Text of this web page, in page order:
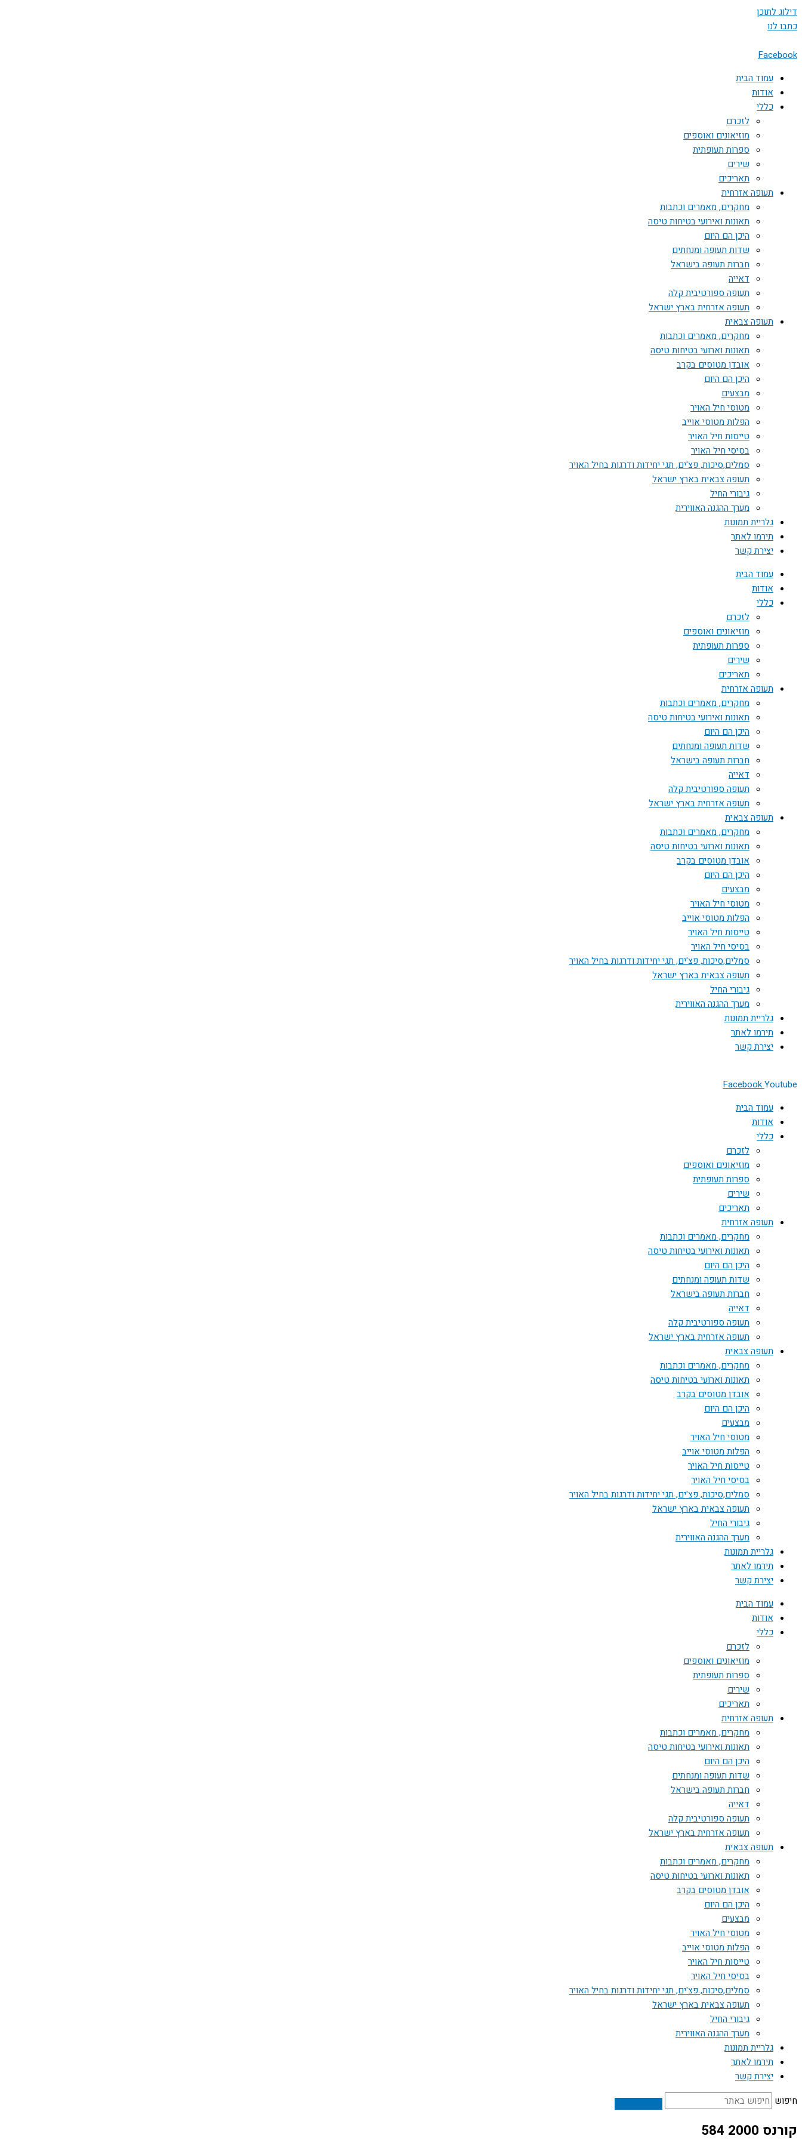
דילוג לתוכן
כתבו לנו
Facebook
עמוד הבית
אודות
כללי
לזכרם
מוזיאונים ואוספים
ספרות תעופתית
שירים
תאריכים
תעופה אזרחית
מחקרים, מאמרים וכתבות
תאונות ואירועי בטיחות טיסה
היכן הם היום
שדות תעופה ומנחתים
חברות תעופה בישראל
דאייה
תעופה ספורטיבית קלה
תעופה אזרחית בארץ ישראל
תעופה צבאית
מחקרים, מאמרים וכתבות
תאונות וארועי בטיחות טיסה
אובדן מטוסים בקרב
היכן הם היום
מבצעים
מטוסי חיל האויר
הפלות מטוסי אוייב
טייסות חיל האויר
בסיסי חיל האויר
סמלים,סיכות, פצ'ים, תגי יחידות ודרגות בחיל האויר
תעופה צבאית בארץ ישראל
גיבורי החיל
מערך ההגנה האווירית
גלריית תמונות
תירמו לאתר
יצירת קשר
עמוד הבית
אודות
כללי
לזכרם
מוזיאונים ואוספים
ספרות תעופתית
שירים
תאריכים
תעופה אזרחית
מחקרים, מאמרים וכתבות
תאונות ואירועי בטיחות טיסה
היכן הם היום
שדות תעופה ומנחתים
חברות תעופה בישראל
דאייה
תעופה ספורטיבית קלה
תעופה אזרחית בארץ ישראל
תעופה צבאית
מחקרים, מאמרים וכתבות
תאונות וארועי בטיחות טיסה
אובדן מטוסים בקרב
היכן הם היום
מבצעים
מטוסי חיל האויר
הפלות מטוסי אוייב
טייסות חיל האויר
בסיסי חיל האויר
סמלים,סיכות, פצ'ים, תגי יחידות ודרגות בחיל האויר
תעופה צבאית בארץ ישראל
גיבורי החיל
מערך ההגנה האווירית
גלריית תמונות
תירמו לאתר
יצירת קשר
FacebookYoutube
עמוד הבית
אודות
כללי
לזכרם
מוזיאונים ואוספים
ספרות תעופתית
שירים
תאריכים
תעופה אזרחית
מחקרים, מאמרים וכתבות
תאונות ואירועי בטיחות טיסה
היכן הם היום
שדות תעופה ומנחתים
חברות תעופה בישראל
דאייה
תעופה ספורטיבית קלה
תעופה אזרחית בארץ ישראל
תעופה צבאית
מחקרים, מאמרים וכתבות
תאונות וארועי בטיחות טיסה
אובדן מטוסים בקרב
היכן הם היום
מבצעים
מטוסי חיל האויר
הפלות מטוסי אוייב
טייסות חיל האויר
בסיסי חיל האויר
סמלים,סיכות, פצ'ים, תגי יחידות ודרגות בחיל האויר
תעופה צבאית בארץ ישראל
גיבורי החיל
מערך ההגנה האווירית
גלריית תמונות
תירמו לאתר
יצירת קשר
עמוד הבית
אודות
כללי
לזכרם
מוזיאונים ואוספים
ספרות תעופתית
שירים
תאריכים
תעופה אזרחית
מחקרים, מאמרים וכתבות
תאונות ואירועי בטיחות טיסה
היכן הם היום
שדות תעופה ומנחתים
חברות תעופה בישראל
דאייה
תעופה ספורטיבית קלה
תעופה אזרחית בארץ ישראל
תעופה צבאית
מחקרים, מאמרים וכתבות
תאונות וארועי בטיחות טיסה
אובדן מטוסים בקרב
היכן הם היום
מבצעים
מטוסי חיל האויר
הפלות מטוסי אוייב
טייסות חיל האויר
בסיסי חיל האויר
סמלים,סיכות, פצ'ים, תגי יחידות ודרגות בחיל האויר
תעופה צבאית בארץ ישראל
גיבורי החיל
מערך ההגנה האווירית
גלריית תמונות
תירמו לאתר
יצירת קשר
חיפוש
קורנס 2000 584